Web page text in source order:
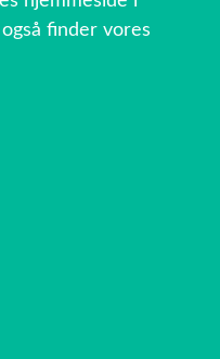
finder vores